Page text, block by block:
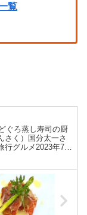
覧
ぐろ蒸し寿司の厨
さく）国分太一さ
グルメ2023年7月